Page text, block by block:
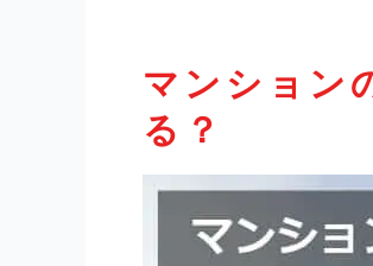
マンション
る？